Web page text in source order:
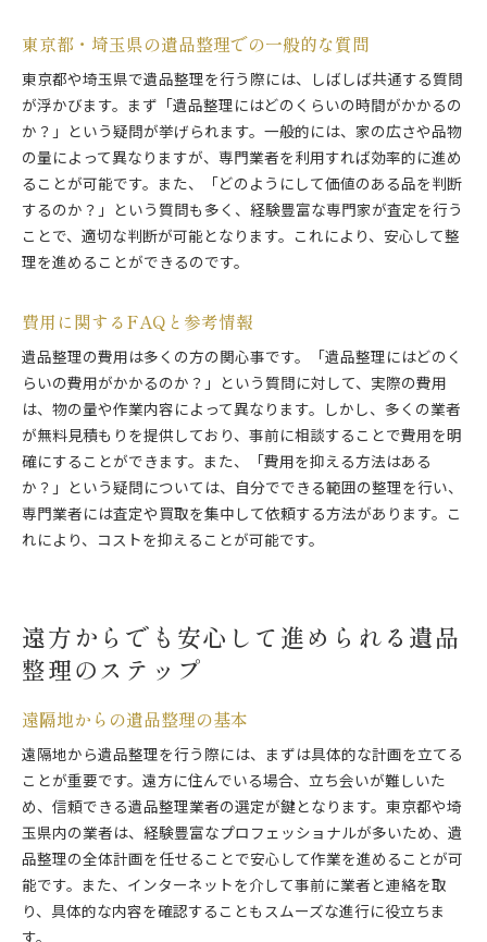
東京都・埼玉県の遺品整理での一般的な質問
東京都や埼玉県で遺品整理を行う際には、しばしば共通する質問
が浮かびます。まず「遺品整理にはどのくらいの時間がかかるの
か？」という疑問が挙げられます。一般的には、家の広さや品物
の量によって異なりますが、専門業者を利用すれば効率的に進め
ることが可能です。また、「どのようにして価値のある品を判断
するのか？」という質問も多く、経験豊富な専門家が査定を行う
ことで、適切な判断が可能となります。これにより、安心して整
理を進めることができるのです。
費用に関するFAQと参考情報
遺品整理の費用は多くの方の関心事です。「遺品整理にはどのく
らいの費用がかかるのか？」という質問に対して、実際の費用
は、物の量や作業内容によって異なります。しかし、多くの業者
が無料見積もりを提供しており、事前に相談することで費用を明
確にすることができます。また、「費用を抑える方法はある
か？」という疑問については、自分でできる範囲の整理を行い、
専門業者には査定や買取を集中して依頼する方法があります。こ
れにより、コストを抑えることが可能です。
遠方からでも安心して進められる遺品
整理のステップ
遠隔地からの遺品整理の基本
遠隔地から遺品整理を行う際には、まずは具体的な計画を立てる
ことが重要です。遠方に住んでいる場合、立ち会いが難しいた
め、信頼できる遺品整理業者の選定が鍵となります。東京都や埼
玉県内の業者は、経験豊富なプロフェッショナルが多いため、遺
品整理の全体計画を任せることで安心して作業を進めることが可
能です。また、インターネットを介して事前に業者と連絡を取
り、具体的な内容を確認することもスムーズな進行に役立ちま